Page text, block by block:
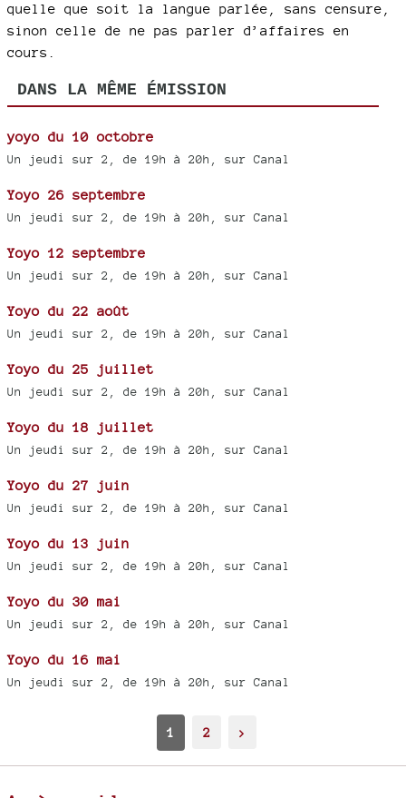
quelle que soit la langue parlée, sans censure,
sinon celle de ne pas parler d’affaires en
cours.
DANS LA MÊME ÉMISSION
yoyo du 10 octobre
Un jeudi sur 2, de 19h à 20h, sur Canal
Yoyo 26 septembre
Un jeudi sur 2, de 19h à 20h, sur Canal
Yoyo 12 septembre
Un jeudi sur 2, de 19h à 20h, sur Canal
Yoyo du 22 août
Un jeudi sur 2, de 19h à 20h, sur Canal
Yoyo du 25 juillet
Un jeudi sur 2, de 19h à 20h, sur Canal
Yoyo du 18 juillet
Un jeudi sur 2, de 19h à 20h, sur Canal
Yoyo du 27 juin
Un jeudi sur 2, de 19h à 20h, sur Canal
Yoyo du 13 juin
Un jeudi sur 2, de 19h à 20h, sur Canal
Yoyo du 30 mai
Un jeudi sur 2, de 19h à 20h, sur Canal
Yoyo du 16 mai
Un jeudi sur 2, de 19h à 20h, sur Canal
1 2 >